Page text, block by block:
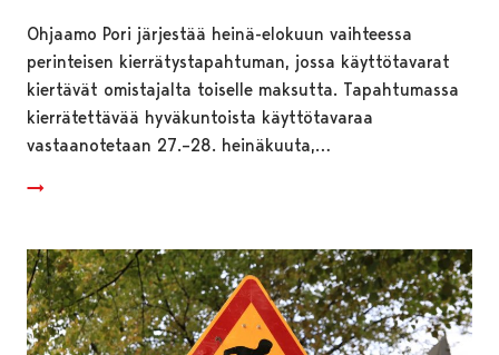
Ohjaamo Pori järjestää heinä-elokuun vaihteessa
perinteisen kierrätystapahtuman, jossa käyttötavarat
kiertävät omistajalta toiselle maksutta. Tapahtumassa
kierrätettävää hyväkuntoista käyttötavaraa
vastaanotetaan 27.–28. heinäkuuta,…